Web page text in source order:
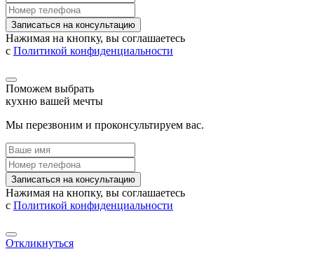
Записаться на консультацию
Нажимая на кнопку, вы соглашаетесь
с Политикой конфиденциальности
Поможем выбрать
кухню вашей мечты
Мы перезвоним и проконсультируем вас.
Записаться на консультацию
Нажимая на кнопку, вы соглашаетесь
с Политикой конфиденциальности
Откликнуться